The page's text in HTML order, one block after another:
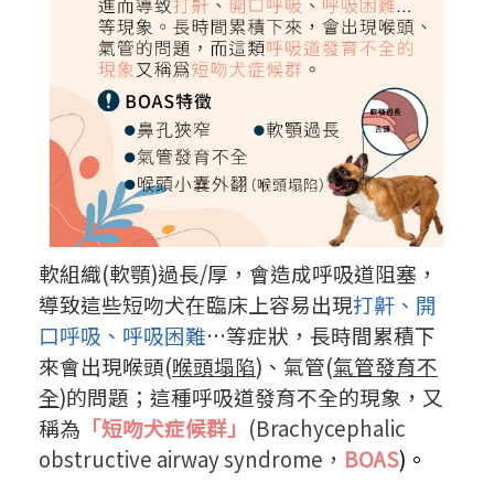
軟組織(軟顎)過長/厚，會造成呼吸道阻塞，
導致這些短吻犬在臨床上容易出現打鼾、開
口呼吸、呼吸困難…等症狀，長時間累積下
來會出現喉頭(喉頭塌陷)、氣管(氣管發育不
全)的問題；這種呼吸道發育不全的現象，又
稱為 「短吻犬症候群」 (Brachycephalic
obstructive airway syndrome， BOAS)。